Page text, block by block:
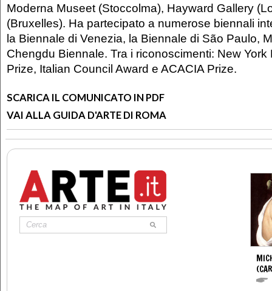
Moderna Museet (Stoccolma), Hayward Gallery
(Bruxelles). Ha partecipato a numerose biennali
la Biennale di Venezia, la Biennale di São Paulo,
Chengdu Biennale. Tra i riconoscimenti: New York
Prize, Italian Council Award e ACACIA Prize.
SCARICA IL COMUNICATO IN PDF
VAI ALLA GUIDA D'ARTE DI ROMA